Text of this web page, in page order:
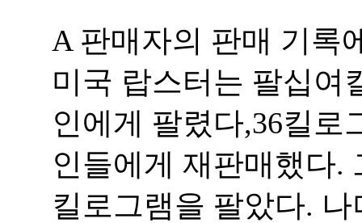
A 판매자의 판매 기록
미국 랍스터는 팔십여
인에게 팔렸다,36킬로
인들에게 재판매했다.
킬로그램을 팔았다.